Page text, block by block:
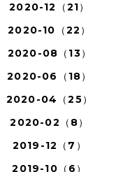
2020-12（21）
2020-10（22）
2020-08（13）
2020-06（18）
2020-04（25）
2020-02（8）
2019-12（7）
2019-10（6）